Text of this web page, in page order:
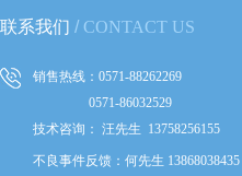
销售热线：0571-88262269
0571-86032529
技术咨询： 汪先生 13758256155
不良事件反馈：何先生 13868038435
联系我们 / CONTACT US